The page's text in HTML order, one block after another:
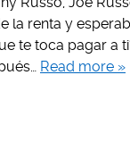
la renta y
te toca pagar a
Read more »